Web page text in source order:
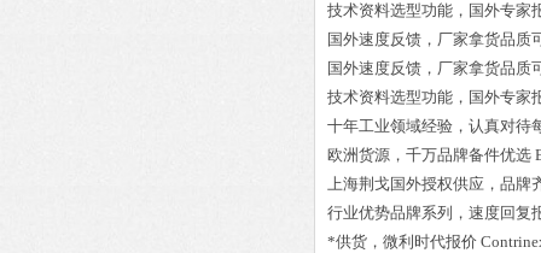
技术资料选型功能，国外专家
国外速度反馈，厂家拿货品质
国外速度反馈，厂家拿货品质
技术资料选型功能，国外专家
十年工业领域经验，认真对待
欧洲货源，千万品牌备件优选
上海荆戈国外授权供应，品牌
行业优势品牌系列，速度回复
*供货，微利时代报价